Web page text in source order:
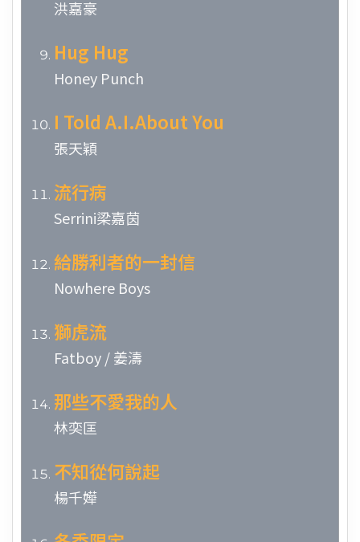
洪嘉豪
Hug Hug
Honey Punch
I Told A.I.About You
張天穎
流行病
Serrini梁嘉茵
給勝利者的一封信
Nowhere Boys
獅虎流
Fatboy / 姜濤
那些不愛我的人
林奕匡
不知從何說起
楊千嬅